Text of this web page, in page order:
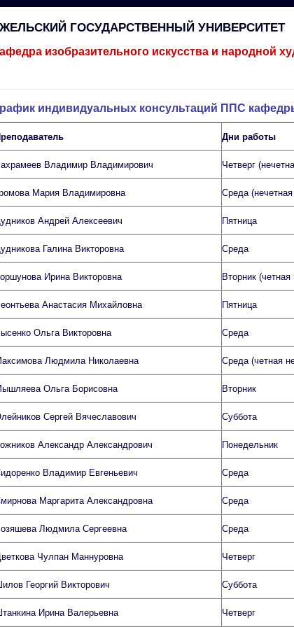
ГОСУДАРСТВЕННЫЙ УНИВЕРСИТЕТ
изобразительного искусства и народной
индивидуальных консультаций ППС
Дни работы
Владимир Владимирович Четверг
Мария Владимировна Среда
Андрей Алексеевич Пятница
Галина Викторовна Среда
Ирина Викторовна Вторник
Анастасия Михайловна Пятница
Ольга Викторовна Среда
Людмила Николаевна Среда (четная
Ольга Борисовна Вторник
Сергей Вячеславович Суббота
Александр Александрович Понедельник
Владимир Евгеньевич Среда
Маргарита Александровна Среда
Людмила Сергеевна Среда
Чулпан Маннуровна Четверг
Георгий Викторович Суббота
Ирина Валерьевна Четверг